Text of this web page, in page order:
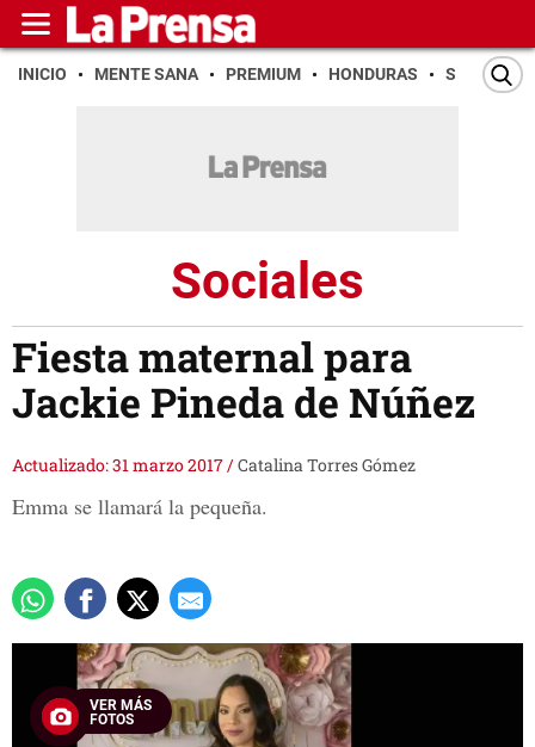
INICIO MENTE SANA PREMIUM HONDURAS SAN PEDRO
Sociales
Fiesta maternal para
Jackie Pineda de Núñez
Actualizado: 31 marzo 2017/Catalina Torres Gómez
Emma se llamará la pequeña.
VER MÁS
FOTOS